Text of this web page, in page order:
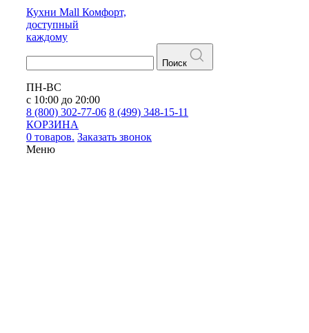
Кухни Mall Комфорт,
доступный
каждому
Поиск
ПН-ВС
с 10:00 до 20:00
8 (800) 302-77-06 8 (499) 348-15-11
КОРЗИНА
0 товаров. Заказать звонок
Меню